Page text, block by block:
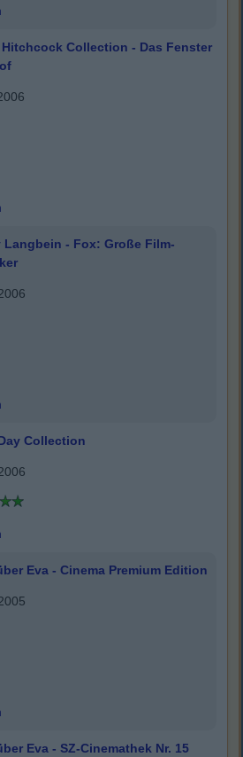
Collection - Das Fenster
Langbein - Fox: Große Film-
Collection
Eva - Cinema Premium Edition
Eva - SZ-Cinemathek Nr. 15